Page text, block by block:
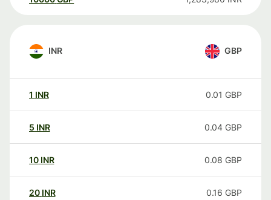
INR GBP
1 INR 0.01 GBP
5 INR 0.04 GBP
10 INR 0.08 GBP
20 INR 0.16 GBP